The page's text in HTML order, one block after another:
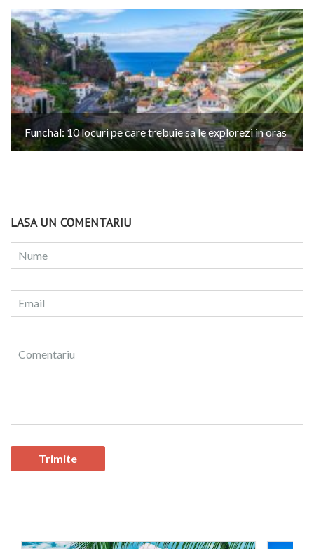
Funchal: 10 locuri pe care trebuie sa le explorezi in oras
LASA UN COMENTARIU